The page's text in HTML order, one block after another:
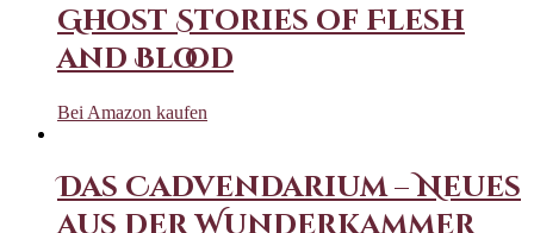
Ghost Stories of Flesh
and Blood
Bei Amazon kaufen
Das Cadvendarium – Neues
aus der Wunderkammer